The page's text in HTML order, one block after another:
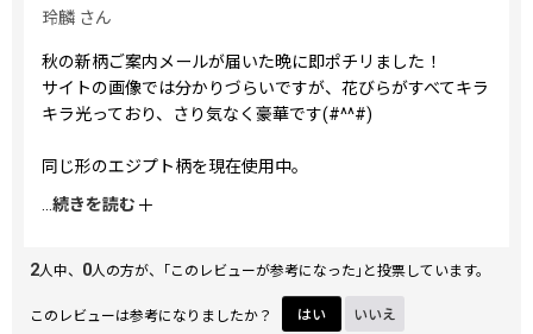
玲麟 さん
秋の新柄ご案内メールが届いた晩に即ポチリました！
サイトの画像では分かりづらいですが、花びらがすべてキラ
キラ光っており、さり気なく豪華です(#^^#)
同じ形のエジプト柄を現在使用中。
外ファスナーの取っ手が皮製の旧タイプなので、数年使って
だいぶくたびれてきました（たまに飼い猫にも噛まれる
新タイプは金属製、丈夫で良いですね。
今のエジプト柄も気に入ってるから、ユリ柄はしばらく観賞
続きを読む
2人中、 0人の方が、｢このレビューが参考になった｣と投票しています。
このレビューは参考になりましたか？ はい いいえ